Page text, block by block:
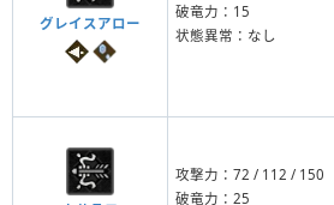
グレイスアロー
破竜力：15
状態異常：なし
攻撃力：72 / 112 / 150
破竜力：25